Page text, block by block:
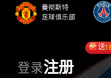
登录注册
送